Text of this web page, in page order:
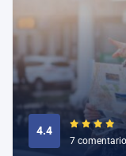
4.4
7